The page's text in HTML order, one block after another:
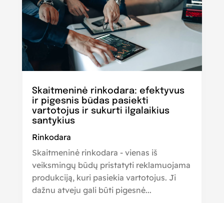
Skaitmeninė rinkodara: efektyvus
ir pigesnis būdas pasiekti
vartotojus ir sukurti ilgalaikius
santykius
Rinkodara
Skaitmeninė rinkodara - vienas iš
veiksmingų būdų pristatyti reklamuojama
produkciją, kuri pasiekia vartotojus. Ji
dažnu atveju gali būti pigesnė...